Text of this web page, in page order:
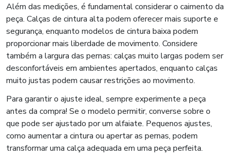
Além das medições, é fundamental considerar o caimento da
peça. Calças de cintura alta podem oferecer mais suporte e
segurança, enquanto modelos de cintura baixa podem
proporcionar mais liberdade de movimento. Considere
também a largura das pernas: calças muito largas podem ser
desconfortáveis em ambientes apertados, enquanto calças
muito justas podem causar restrições ao movimento.
Para garantir o ajuste ideal, sempre experimente a peça
antes da compra! Se o modelo permitir, converse sobre o
que pode ser ajustado por um alfaiate. Pequenos ajustes,
como aumentar a cintura ou apertar as pernas, podem
transformar uma calça adequada em uma peça perfeita.